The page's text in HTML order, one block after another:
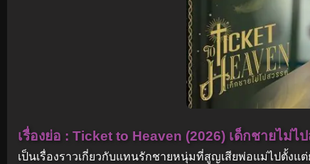
เรื่องย่อ : Ticket to Heaven (2026) เด็กชายไม่ไ
เป็นเรื่องราวเกี่ยวกับแทนรักชายหนุ่มที่สูญเสียพ่อแม่ไปตั้งแ